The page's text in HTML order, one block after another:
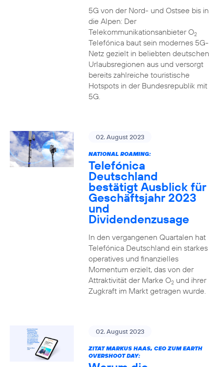
5G von der Nord- und Ostsee bis in
die Alpen: Der
Telekommunikationsanbieter O2
Telefónica baut sein modernes 5G-
Netz gezielt in beliebten deutschen
Urlaubsregionen aus und versorgt
bereits zahlreiche touristische
Hotspots in der Bundesrepublik mit
5G.
02. August 2023
NATIONAL ROAMING:
Telefónica
Deutschland
bestätigt Ausblick für
Geschäftsjahr 2023
und
Dividendenzusage
In den vergangenen Quartalen hat
Telefónica Deutschland ein starkes
operatives und finanzielles
Momentum erzielt, das von der
Attraktivität der Marke O2und ihrer
Zugkraft im Markt getragen wurde.
02. August 2023
ZITAT MARKUS HAAS, CEO ZUM EARTH
OVERSHOOT DAY: